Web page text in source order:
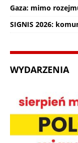
Gaza: mimo
SIGNIS 2026:
WYDARZENIA